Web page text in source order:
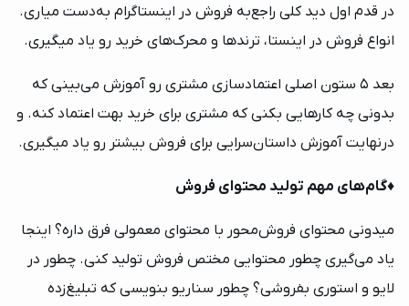
در قدم اول دید کلی راجع‌به فروش در اینستاگرام به‌دست میاری.
انواع فروش در اینستا، ترندها و محرک‌های خرید رو یاد میگیری.
بعد 5 ستون اصلی اعتمادسازی مشتری رو آموزش می‌بینی که
بدونی چه کارهایی بکنی که مشتری برای خرید بهت اعتماد کنه. و
درنهایت آموزش داستان‌سرایی برای فروش بیشتر رو یاد میگیری.
♦️گام‌های مهم تولید محتوای فروش
میدونی محتوای فروش‌محور با محتوای معمولی فرق داره؟ اینجا
یاد می‌گیری چطور محتوایی مختص فروش تولید کنی. چطور در
لایو و استوری بفروشی؟ چطور سناریو بنویسی که تبلیغ‌زده